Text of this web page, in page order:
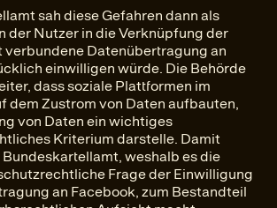
sah diese Gefahren dann als
der Nutzer in die Verknüpfung der
verbundene Datenübertragung an
einwilligen würde. Die Behörde
dass soziale Plattformen im
dem Zustrom von Daten aufbauten,
von Daten ein wichtiges
Kriterium darstelle. Damit
weshalb es die
Frage der Einwilligung
an Facebook, zum Bestandteil